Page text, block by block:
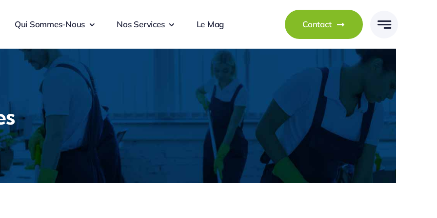
Qui Sommes-Nous Nos Services Le Mag Contact